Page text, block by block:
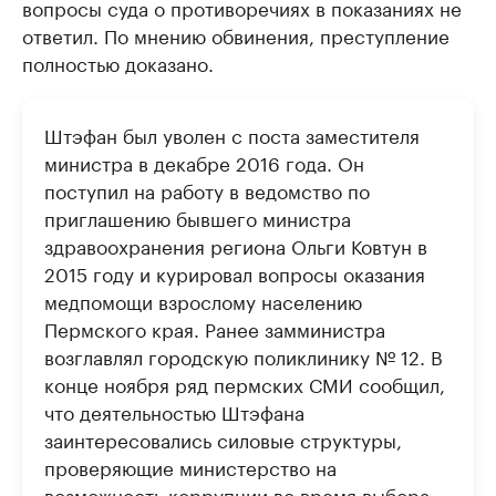
вопросы суда о противоречиях в показаниях не
ответил. По мнению обвинения, преступление
полностью доказано.
Штэфан был уволен с поста заместителя
министра в декабре 2016 года. Он
поступил на работу в ведомство по
приглашению бывшего министра
здравоохранения региона Ольги Ковтун в
2015 году и курировал вопросы оказания
медпомощи взрослому населению
Пермского края. Ранее замминистра
возглавлял городскую поликлинику № 12. В
конце ноября ряд пермских СМИ сообщил,
что деятельностью Штэфана
заинтересовались силовые структуры,
проверяющие министерство на